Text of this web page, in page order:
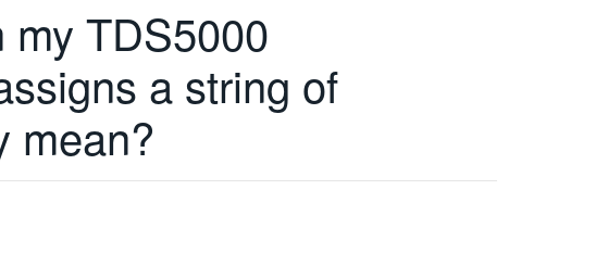
my TDS5000
a string of
mean?